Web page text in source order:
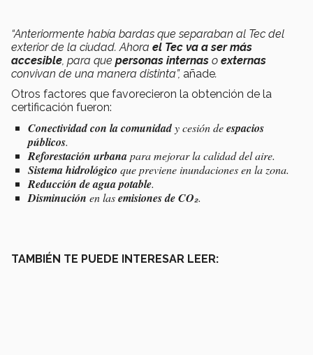
“Anteriormente había bardas que separaban al Tec del
exterior de la ciudad. Ahora el Tec va a ser más
accesible, para que personas internas o externas
convivan de una manera distinta”, añade.
Otros factores que favorecieron la obtención de la
certificación fueron:
Conectividad con la comunidady cesión deespacios
públicos.
Reforestación urbanapara mejorar la calidad del aire.
Sistema hidrológico que previene inundaciones en la zona.
Reducción de agua potable.
Disminución en lasemisiones de CO₂.
TAMBIÉN TE PUEDE INTERESAR LEER: